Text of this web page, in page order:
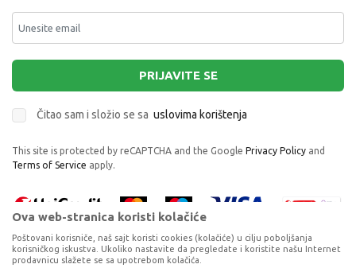
PRIJAVITE SE
Čitao sam i složio se sa uslovima korištenja
This site is protected by reCAPTCHA and the Google Privacy Policy and
Terms of Service apply.
Ova web-stranica koristi kolačiće
Poštovani korisniče, naš sajt koristi cookies (kolačiće) u cilju poboljšanja
korisničkog iskustva. Ukoliko nastavite da pregledate i koristite našu Internet
prodavnicu slažete se sa upotrebom kolačića.